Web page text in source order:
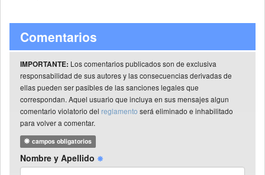
Comentarios
IMPORTANTE: Los comentarios publicados son de exclusiva
responsabilidad de sus autores y las consecuencias derivadas de
ellas pueden ser pasibles de las sanciones legales que
correspondan. Aquel usuario que incluya en sus mensajes algun
comentario violatorio del reglamento será eliminado e inhabilitado
para volver a comentar.
campos obligatorios
Nombre y Apellido